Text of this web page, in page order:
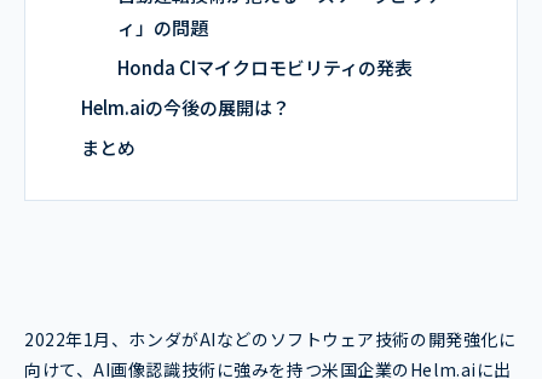
ィ」の問題
Honda CIマイクロモビリティの発表
Helm.aiの今後の展開は？
まとめ
2022年1月、ホンダがAIなどのソフトウェア技術の開発強化に
向けて、AI画像認識技術に強みを持つ米国企業のHelm.aiに出